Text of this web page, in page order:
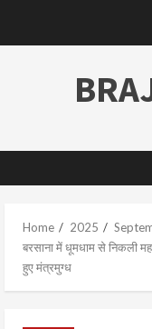
Home 2025
बरसाना में धूमधाम से निकली
हुए मंत्रमुग्ध